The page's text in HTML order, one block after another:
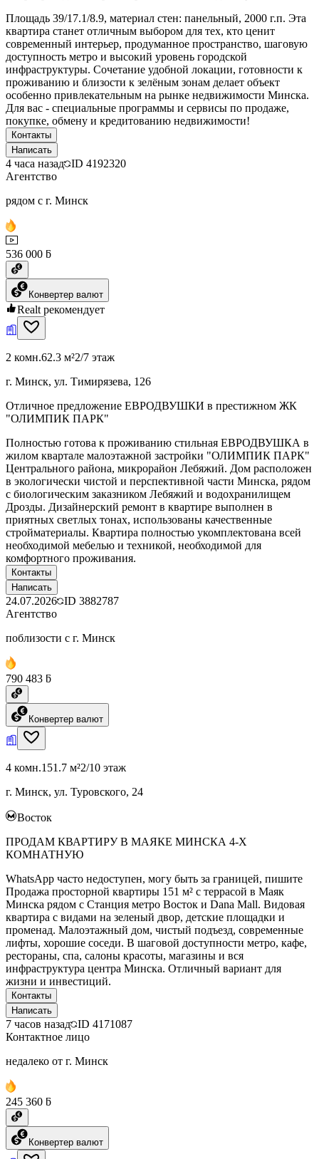
Площадь 39/17.1/8.9, материал стен: панельный, 2000 г.п. Эта
квартира станет отличным выбором для тех, кто ценит
современный интерьер, продуманное пространство, шаговую
доступность метро и высокий уровень городской
инфраструктуры. Сочетание удобной локации, готовности к
проживанию и близости к зелёным зонам делает объект
особенно привлекательным на рынке недвижимости Минска.
Для вас - специальные программы и сервисы по продаже,
покупке, обмену и кредитованию недвижимости!
Контакты
Написать
4 часа назад ID 4192320
Агентство
рядом с г. Минск
536 000 ƃ
Конвертер валют
Realt рекомендует
2 комн.62.3 м²2/7 этаж
г. Минск, ул. Тимирязева, 126
Отличное предложение ЕВРОДВУШКИ в престижном ЖК
"ОЛИМПИК ПАРК"
Полностью готова к проживанию стильная ЕВРОДВУШКА в
жилом квартале малоэтажной застройки "ОЛИМПИК ПАРК"
Центрального района, микрорайон Лебяжий. Дом расположен
в экологически чистой и перспективной части Минска, рядом
с биологическим заказником Лебяжий и водохранилищем
Дрозды. Дизайнерский ремонт в квартире выполнен в
приятных светлых тонах, использованы качественные
стройматериалы. Квартира полностью укомплектована всей
необходимой мебелью и техникой, необходимой для
комфортного проживания.
Контакты
Написать
24.07.2026 ID 3882787
Агентство
поблизости с г. Минск
790 483 ƃ
Конвертер валют
4 комн.151.7 м²2/10 этаж
г. Минск, ул. Туровского, 24
Восток
ПРОДАМ КВАРТИРУ В МАЯКЕ МИНСКА 4-Х
КОМНАТНУЮ
WhatsApp часто недоступен, могу быть за границей, пишите
Продажа просторной квартиры 151 м² с террасой в Маяк
Минска рядом с Станция метро Восток и Dana Mall. Видовая
квартира с видами на зеленый двор, детские площадки и
променад. Малоэтажный дом, чистый подъезд, современные
лифты, хорошие соседи. В шаговой доступности метро, кафе,
рестораны, спа, салоны красоты, магазины и вся
инфраструктура центра Минска. Отличный вариант для
жизни и инвестиций.
Контакты
Написать
7 часов назад ID 4171087
Контактное лицо
недалеко от г. Минск
245 360 ƃ
Конвертер валют